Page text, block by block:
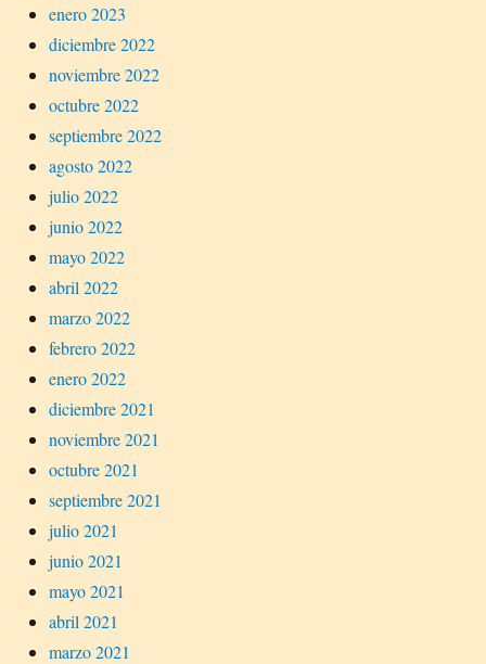
enero 2023
diciembre 2022
noviembre 2022
octubre 2022
septiembre 2022
agosto 2022
julio 2022
junio 2022
mayo 2022
abril 2022
marzo 2022
febrero 2022
enero 2022
diciembre 2021
noviembre 2021
octubre 2021
septiembre 2021
julio 2021
junio 2021
mayo 2021
abril 2021
marzo 2021